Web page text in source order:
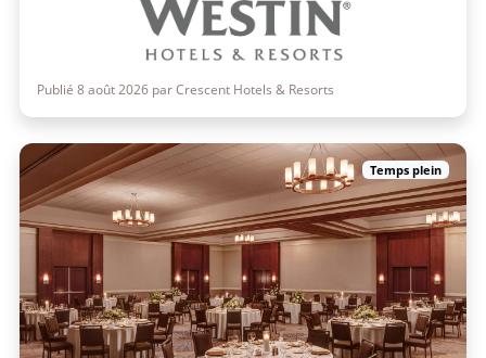
Publié 8 août 2026 par Crescent Hotels & Resorts
Temps plein